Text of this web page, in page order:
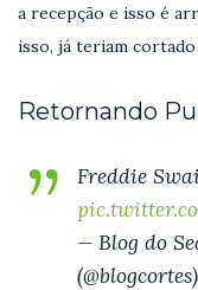
a recepção e isso é
isso, já teriam cortado
Retornando
Freddie
— Blog do